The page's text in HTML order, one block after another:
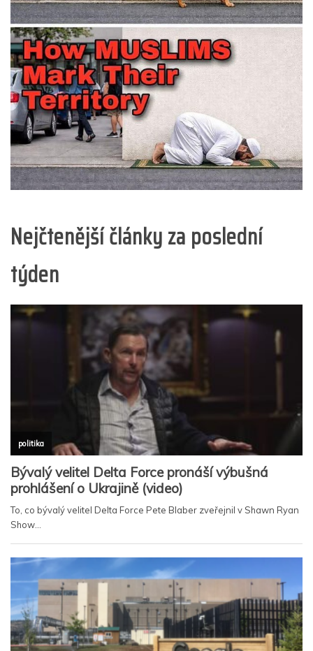
Nejčtenější články za poslední
týden